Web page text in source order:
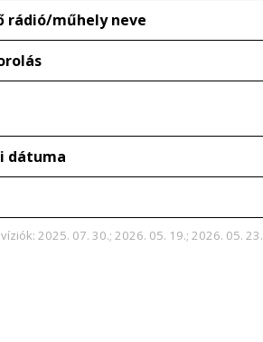
műhely neve
dátuma
2025. 07. 30.; 2026. 05. 19.; 2026. 05. 23.